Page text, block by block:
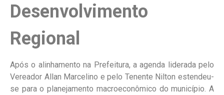
Desenvolvimento
Regional
Após o alinhamento na Prefeitura, a agenda liderada pelo
Vereador Allan Marcelino e pelo Tenente Nilton estendeu-
se para o planejamento macroeconômico do município. A